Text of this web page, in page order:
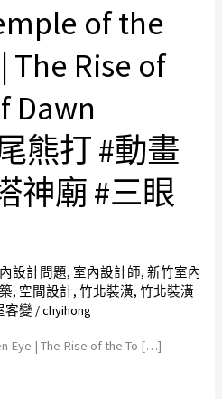
of the
The Rise of
Dawn
熊打 #動畫
神廟 #三眼
設計問題, 室內設計師,新竹室內
, 空間設計,竹北裝潢,竹北裝潢
客變 /chyihong
Eye | The Rise of the To […]